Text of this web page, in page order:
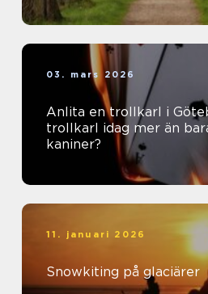
03. mars 2026
Anlita en trollkarl i
trollkarl idag mer än bara hattar och
kaniner?
11. januari 2026
Snowkiting på glaciärer